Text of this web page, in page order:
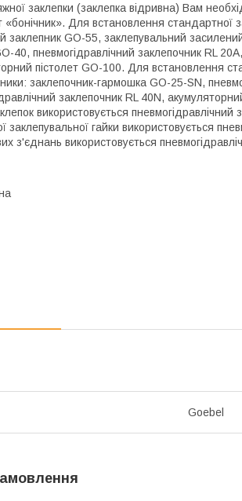
заклепки (заклепка відривна) Вам
«бонічник». Для встановлення стандартної
заклепник GO-55, заклепувальний
40, пневмогідравлічний заклепочник RL
пістолет GO-100. Для встановлення
заклепочник-гармошка GO-25-SN,
заклепочник RL 40N,
використовується
заклепувальної гайки використовується
з'єднань використовується
Goebel